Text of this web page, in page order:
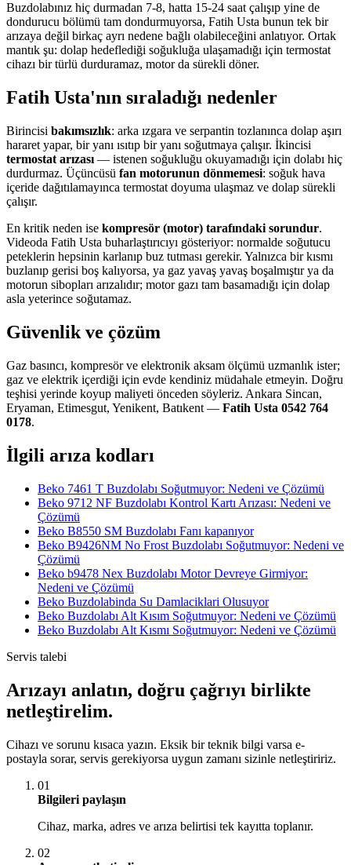
Buzdolabınız hiç durmadan 7-8, hatta 15-24 saat çalışıp yine de
dondurucu bölümü tam dondurmuyorsa, Fatih Usta bunun tek bir
arızaya değil birkaç ayrı nedene bağlı olabileceğini anlatıyor. Ortak
mantık şu: dolap hedeflediği soğukluğa ulaşamadığı için termostat
cihazı bir türlü durduramaz, motor da sürekli döner.
Fatih Usta'nın sıraladığı nedenler
Birincisi bakımsızlık: arka ızgara ve serpantin tozlanınca dolap aşırı
hararet yapar, bir yanı ısıtıp bir yanı soğutmaya çalışır. İkincisi
termostat arızası — istenen soğukluğu okuyamadığı için dolabı hiç
durdurmaz. Üçüncüsü fan motorunun dönmemesi: soğuk hava
içeride dağıtılamayınca termostat doyuma ulaşmaz ve dolap sürekli
çalışır.
En kritik neden ise kompresör (motor) tarafındaki sorundur.
Videoda Fatih Usta buharlaştırıcıyı gösteriyor: normalde soğutucu
peteklerin hepsinin karlanıp buz tutması gerekir. Yalnızca bir kısmı
buzlanıp gerisi boş kalıyorsa, ya gaz yavaş yavaş boşalmıştır ya da
motorun sibopları arızalıdır; motor gazı tam basamadığı için dolap
asla yeterince soğutamaz.
Güvenlik ve çözüm
Gaz basıncı, kompresör ve elektronik aksam ölçümü uzmanlık ister;
gaz ve elektrik içerdiği için evde kendiniz müdahale etmeyin. Doğru
teşhisi yerinde koyup maliyeti önceden söyleriz. Ankara Sincan,
Eryaman, Etimesgut, Yenikent, Batıkent — Fatih Usta 0542 764
0178.
İlgili arıza kodları
Beko 7461 T Buzdolabı Soğutmuyor: Nedeni ve Çözümü
Beko 9712 NF Buzdolabı Kontrol Kartı Arızası: Nedeni ve
Çözümü
Beko B8550 SM Buzdolabı Fanı kapanıyor
Beko B9426NM No Frost Buzdolabı Soğutmuyor: Nedeni ve
Çözümü
Beko b9478 Nex Buzdolabı Motor Devreye Girmiyor:
Nedeni ve Çözümü
Beko Buzdolabinda Su Damlaciklari Olusuyor
Beko Buzdolabı Alt Kısım Soğutmuyor: Nedeni ve Çözümü
Beko Buzdolabı Alt Kısmı Soğutmuyor: Nedeni ve Çözümü
Servis talebi
Arızayı anlatın, doğru çağrıyı birlikte
netleştirelim.
Cihazı ve sorunu kısaca yazın. Eksik bir teknik bilgi varsa e-
postayla sorar, servis gerekiyorsa uygun zamanı sizinle netleştiririz.
01
Bilgileri paylaşın
Cihaz, marka, adres ve arıza belirtisi tek kayıtta toplanır.
02